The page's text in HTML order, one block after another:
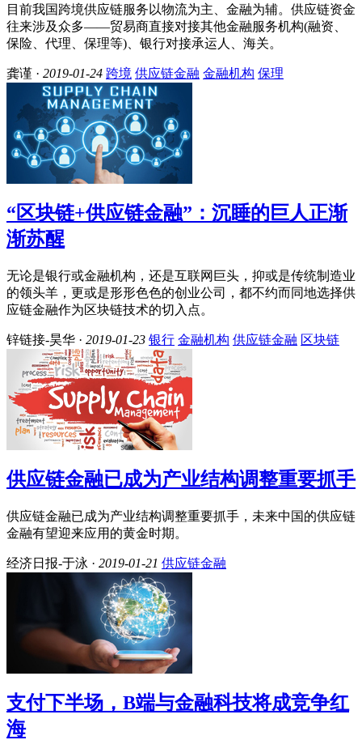
目前我国跨境供应链服务以物流为主、金融为辅。供应链资金
往来涉及众多——贸易商直接对接其他金融服务机构(融资、
保险、代理、保理等)、银行对接承运人、海关。
龚谨 · 2019-01-24 跨境 供应链金融 金融机构 保理
“区块链+供应链金融”：沉睡的巨人正渐
渐苏醒
无论是银行或金融机构，还是互联网巨头，抑或是传统制造业
的领头羊，更或是形形色色的创业公司，都不约而同地选择供
应链金融作为区块链技术的切入点。
锌链接-昊华 · 2019-01-23 银行 金融机构 供应链金融 区块链
供应链金融已成为产业结构调整重要抓手
供应链金融已成为产业结构调整重要抓手，未来中国的供应链
金融有望迎来应用的黄金时期。
经济日报-于泳 · 2019-01-21 供应链金融
支付下半场，B端与金融科技将成竞争红
海